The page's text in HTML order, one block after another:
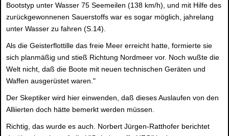
Bootstyp unter Wasser 75 Seemeilen (138 km/h), und mit Hilfe des
zurückgewonnenen Sauerstoffs war es sogar möglich, jahrelang
unter Wasser zu fahren (S.14).
Als die Geisterflottille das freie Meer erreicht hatte, formierte sie
sich planmäßig und stieß Richtung Nordmeer vor. Noch wußte die
Welt nicht, daß die Boote mit neuen technischen Geräten und
Waffen ausgerüstet waren."
Der Skeptiker wird hier einwenden, daß dieses Auslaufen von den
Alliierten doch hätte bemerkt werden müssen.
Richtig, das wurde es auch. Norbert Jürgen-Ratthofer berichtet